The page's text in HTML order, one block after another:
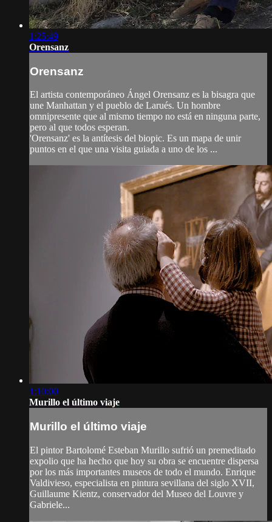
1:25:49
Orensanz
Orensanz
El artista contemporáneo Ángel Orensanz es la bisagra que
une Manhattan y el pueblo de Larués. Un hombre
omnipresente que al mismo tiempo no está en ninguna parte,
pero al que todos esperan.
'Orensanz' es la antítesis del biopic. Es un mapa de unir
puntos en el que una visita guiada a uno de los ...
1:10:00
Murillo el último viaje
Murillo el último viaje
El pintor Bartolomé Esteban Murillo sufrió un premeditado
expolio que ha hecho que hoy su obra se encuentre dispersa
por los más importantes museos de todo el mundo. Enrique
Valdivieso, especialista en pintura sevillana del siglo XVII,
Guillaume Kientz, conservador del Museo del Louvre y
Gabriele...